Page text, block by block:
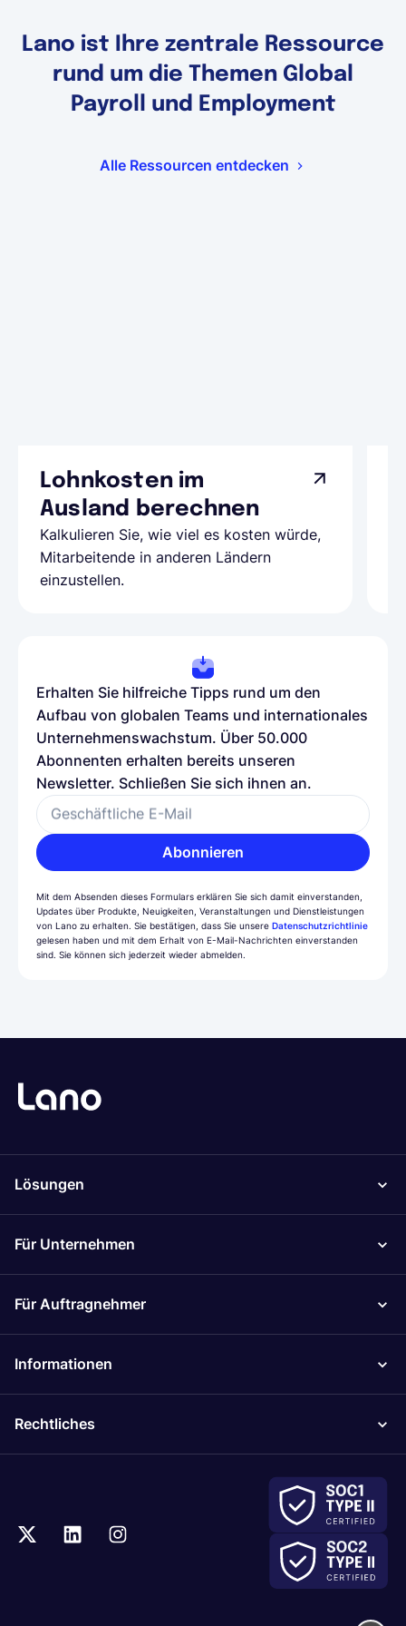
Lano ist Ihre zentrale Ressource
rund um die Themen Global
Payroll und Employment
Alle Ressourcen entdecken
Lohnkosten im
Ausland berechnen
Kalkulieren Sie, wie viel es kosten würde,
Mitarbeitende in anderen Ländern
einzustellen.
Erhalten Sie hilfreiche Tipps rund um den
Aufbau von globalen Teams und internationales
Unternehmenswachstum. Über 50.000
Abonnenten erhalten bereits unseren
Newsletter. Schließen Sie sich ihnen an.
Geschäftliche E-Mail
Abonnieren
Mit dem Absenden dieses Formulars erklären Sie sich damit einverstanden,
Updates über Produkte, Neuigkeiten, Veranstaltungen und Dienstleistungen
von Lano zu erhalten. Sie bestätigen, dass Sie unsere Datenschutzrichtlinie
gelesen haben und mit dem Erhalt von E-Mail-Nachrichten einverstanden
sind. Sie können sich jederzeit wieder abmelden.
Lösungen
Für Unternehmen
Für Auftragnehmer
Informationen
Rechtliches